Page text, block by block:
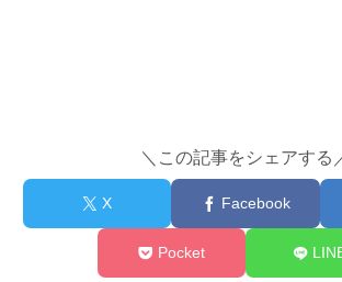
＼この記事をシェアする
X Facebook
Pocket